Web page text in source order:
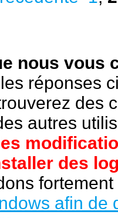
nous vous
réponses
des
autres
des
afin de